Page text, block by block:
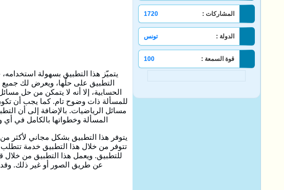
المشاركات : 1720
الدولة : تونس
قوة السمعة : 100
يتميّز هذا التطبيق بسهولة
التطبيق على حلّها، ويعرض لك جميع
الحسابية، إلا أنه لا يتمكن من حل
للمسألة ذات وضوح تام. كما يجب أن
مسائل الرياضيات. بالإضافة إلى أن
المسألة وخطواتها بالكامل في
يتوفر هذا التطبيق بشكل مجاني لأكثر
تتوفر من خلال هذا التطبيق خدمة تتطلب
للتطبيق. ويعمل هذا التطبيق من خلال
عن طريق الصور أو غير ذلك. وقد